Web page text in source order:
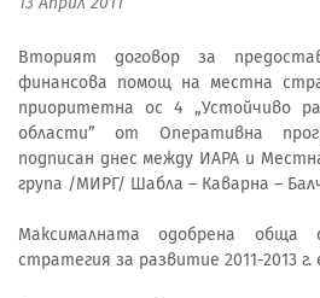
Вторият договор за
финансова помощ на местна
приоритетна ос 4 „Устойчиво
области” от Оперативна
подписан днес между ИАРА и
група /МИРГ/ Шабла – Каварна –
Максималната одобрена
стратегия за развитие 2011-2013 г.